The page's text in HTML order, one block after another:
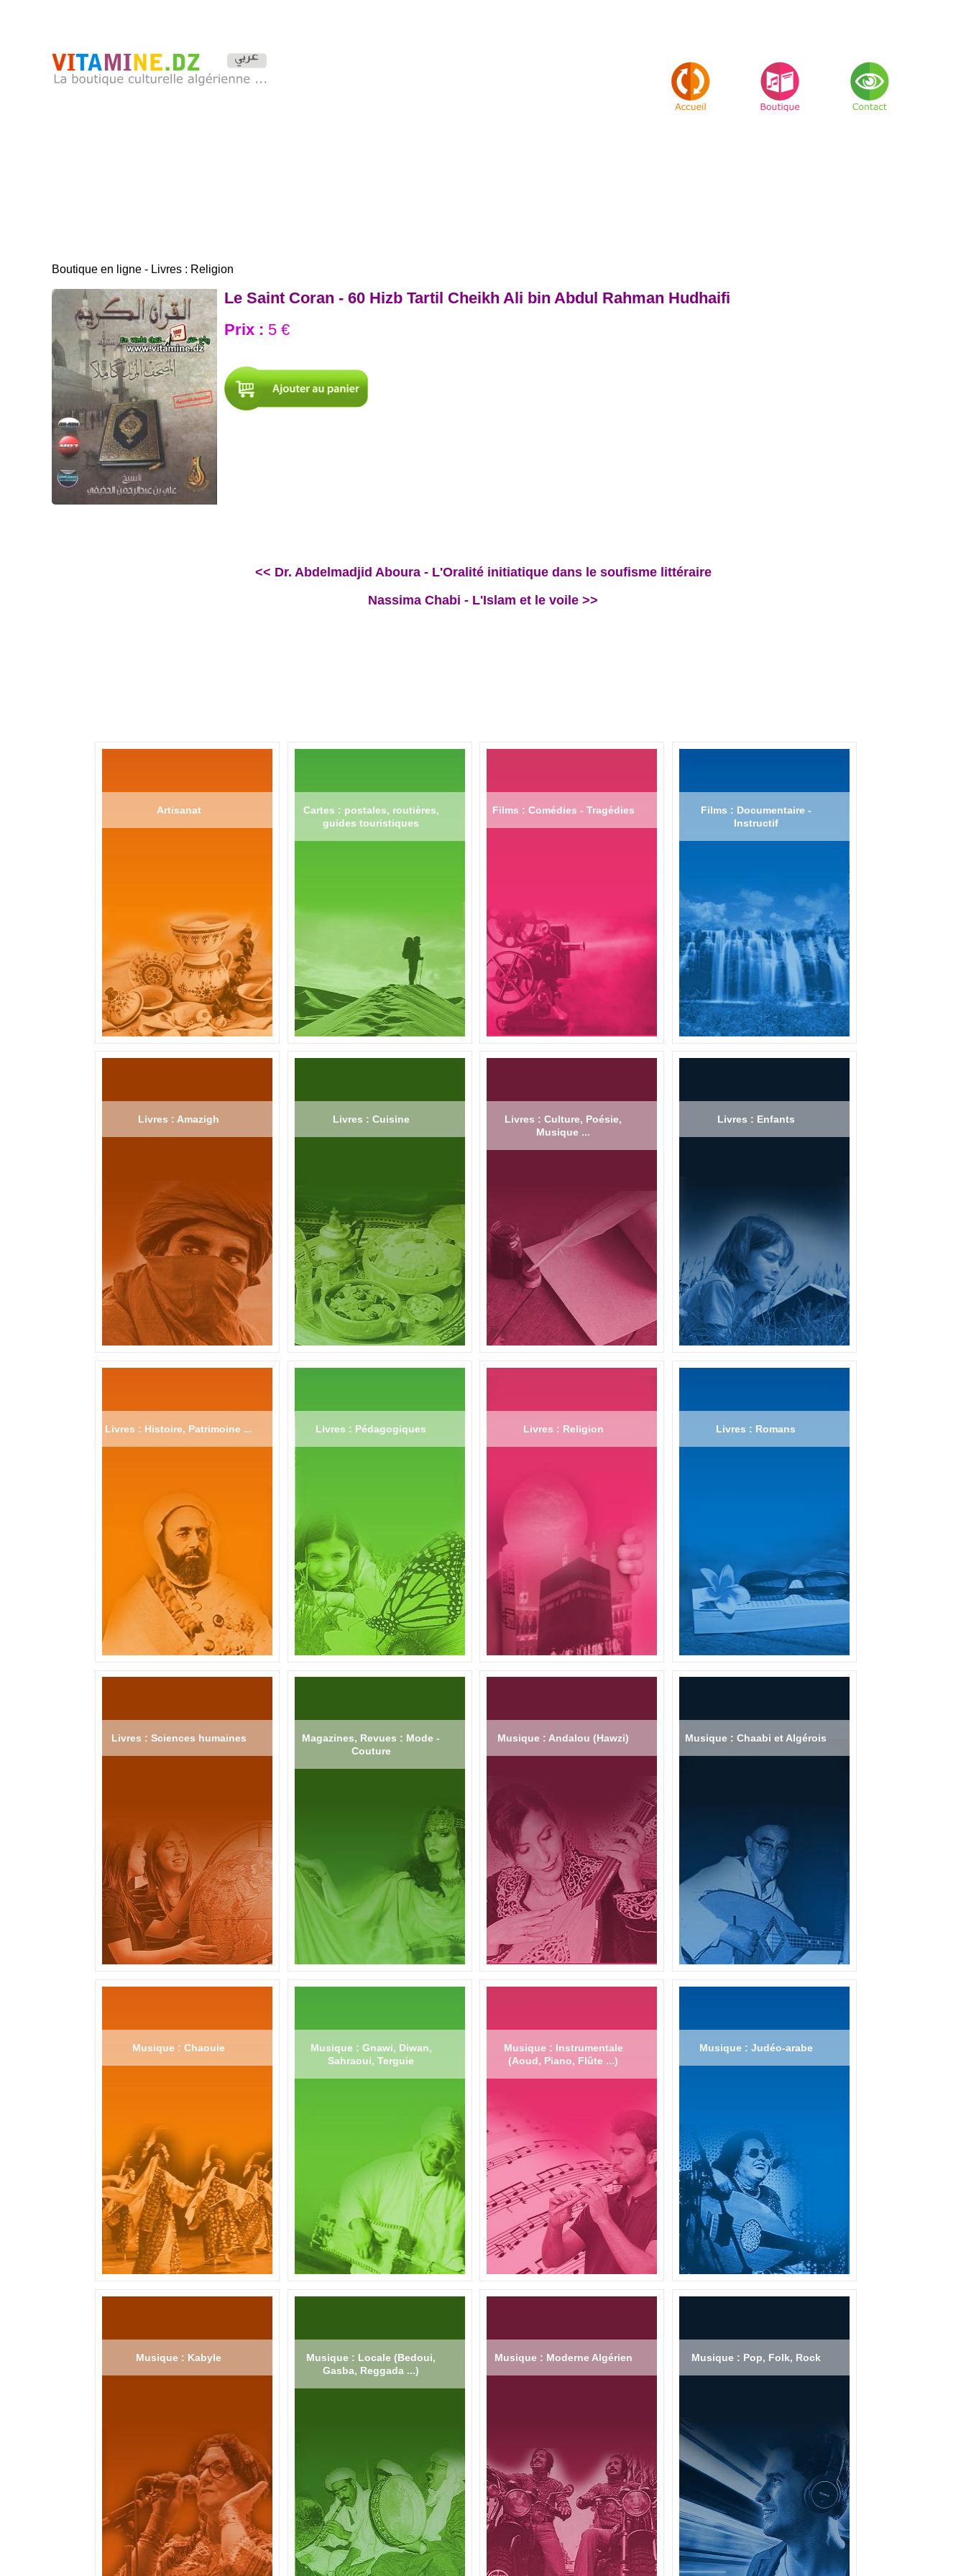
Boutique en ligne - Livres : Religion
Le Saint Coran - 60 Hizb Tartil Cheikh Ali bin Abdul Rahman Hudhaifi
Prix : 5 €
<< Dr. Abdelmadjid Aboura - L'Oralité initiatique dans le soufisme littéraire
Nassima Chabi - L'Islam et le voile >>
Artisanat
Cartes : postales, routières,
guides touristiques
Films : Comédies - Tragédies
Films : Documentaire -
Instructif
Livres : Amazigh Livres : Cuisine
Livres : Culture, Poésie,
Musique ...
Livres : Enfants
Livres : Histoire, Patrimoine ... Livres : Pédagogiques Livres : Religion Livres : Romans
Livres : Sciences humaines
Magazines, Revues : Mode -
Couture
Musique : Andalou (Hawzi) Musique : Chaabi et Algérois
Musique : Chaouie
Musique : Gnawi, Diwan,
Sahraoui, Terguie
Musique : Instrumentale
(Aoud, Piano, Flûte ...)
Musique : Judéo-arabe
Musique : Kabyle
Musique : Locale (Bedoui,
Gasba, Reggada ...)
Musique : Moderne Algérien Musique : Pop, Folk, Rock